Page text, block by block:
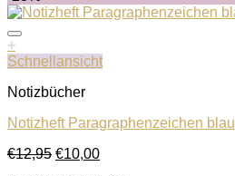
+
Schnellansicht
Notizbücher
Notizheft Paragraphenzeichen blau
€12,95 Ursprünglicher
€10,00Aktueller